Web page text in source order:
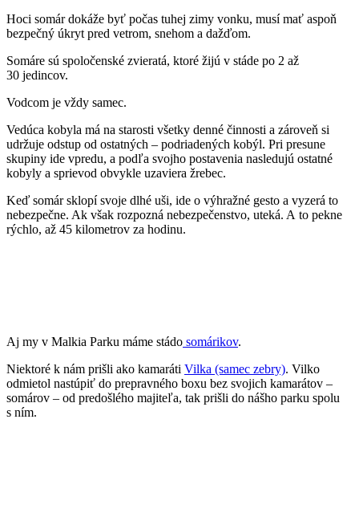
Hoci somár dokáže byť počas tuhej zimy vonku, musí mať aspoň
bezpečný úkryt pred vetrom, snehom a dažďom.
Somáre sú spoločenské zvieratá, ktoré žijú v stáde po 2 až
30 jedincov.
Vodcom je vždy samec.
Vedúca kobyla má na starosti všetky denné činnosti a zároveň si
udržuje odstup od ostatných – podriadených kobýl. Pri presune
skupiny ide vpredu, a podľa svojho postavenia nasledujú ostatné
kobyly a sprievod obvykle uzaviera žrebec.
Keď somár sklopí svoje dlhé uši, ide o výhražné gesto a vyzerá to
nebezpečne. Ak však rozpozná nebezpečenstvo, uteká. A to pekne
rýchlo, až 45 kilometrov za hodinu.
Aj my v Malkia Parku máme stádo somárikov.
Niektoré k nám prišli ako kamaráti Vilka (samec zebry). Vilko
odmietol nastúpiť do prepravného boxu bez svojich kamarátov –
somárov – od predošlého majiteľa, tak prišli do nášho parku spolu
s ním.